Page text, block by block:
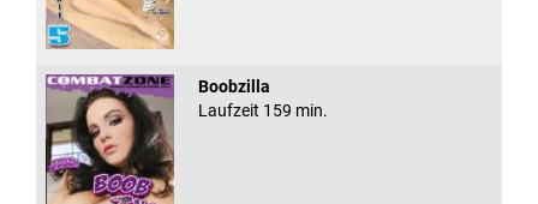
Boobzilla
Laufzeit 159 min.